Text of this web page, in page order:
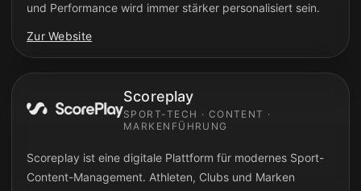
und Performance wird immer stärker personalisiert sein.
Zur Website
Scoreplay
SPORT-TECH · CONTENT ·
MARKENFÜHRUNG
Scoreplay ist eine digitale Plattform für modernes Sport-
Content-Management. Athleten, Clubs und Marken